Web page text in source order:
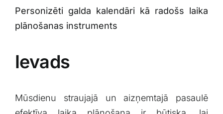
Personizēti galda kalendāri kā radošs laika
plānošanas instruments
Ievads
Mūsdienu straujajā un⁣ aizņemtajā pasaulē